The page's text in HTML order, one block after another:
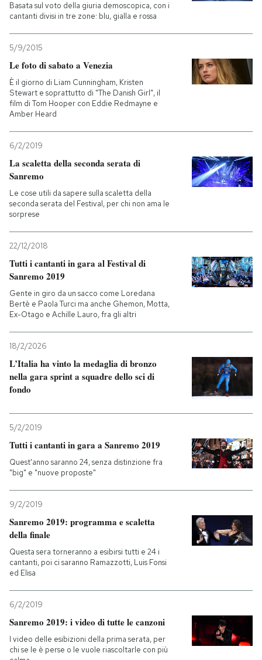
Basata sul voto della giuria demoscopica, con i
cantanti divisi in tre zone: blu, gialla e rossa
5/9/2015
Le foto di sabato a Venezia
È il giorno di Liam Cunningham, Kristen
Stewart e soprattutto di "The Danish Girl", il
film di Tom Hooper con Eddie Redmayne e
Amber Heard
6/2/2019
La scaletta della seconda serata di
Sanremo
Le cose utili da sapere sulla scaletta della
seconda serata del Festival, per chi non ama le
sorprese
22/12/2018
Tutti i cantanti in gara al Festival di
Sanremo 2019
Gente in giro da un sacco come Loredana
Bertè e Paola Turci ma anche Ghemon, Motta,
Ex-Otago e Achille Lauro, fra gli altri
18/2/2026
L’Italia ha vinto la medaglia di bronzo
nella gara sprint a squadre dello sci di
fondo
5/2/2019
Tutti i cantanti in gara a Sanremo 2019
Quest'anno saranno 24, senza distinzione fra
"big" e "nuove proposte"
9/2/2019
Sanremo 2019: programma e scaletta
della finale
Questa sera torneranno a esibirsi tutti e 24 i
cantanti, poi ci saranno Ramazzotti, Luis Fonsi
ed Elisa
6/2/2019
Sanremo 2019: i video di tutte le canzoni
I video delle esibizioni della prima serata, per
chi se le è perse o le vuole riascoltarle con più